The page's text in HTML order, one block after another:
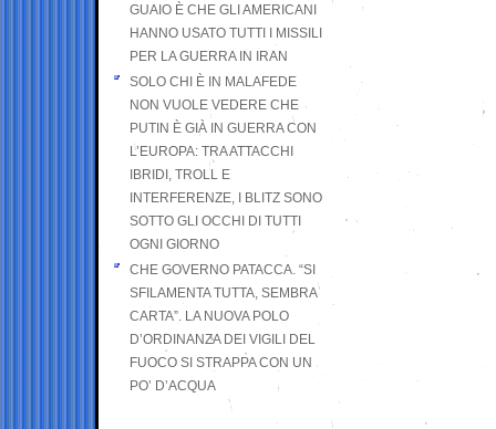
GUAIO È CHE GLI AMERICANI
HANNO USATO TUTTI I MISSILI
PER LA GUERRA IN IRAN
SOLO CHI È IN MALAFEDE
NON VUOLE VEDERE CHE
PUTIN È GIÀ IN GUERRA CON
L’EUROPA: TRA ATTACCHI
IBRIDI, TROLL E
INTERFERENZE, I BLITZ SONO
SOTTO GLI OCCHI DI TUTTI
OGNI GIORNO
CHE GOVERNO PATACCA. “SI
SFILAMENTA TUTTA, SEMBRA
CARTA”. LA NUOVA POLO
D’ORDINANZA DEI VIGILI DEL
FUOCO SI STRAPPA CON UN
PO’ D’ACQUA